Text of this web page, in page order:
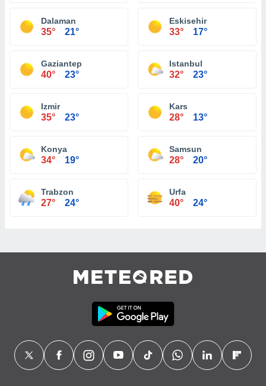
Dalaman
35° 21°
Eskisehir
33° 17°
Gaziantep
40° 23°
Istanbul
32° 23°
Izmir
35° 23°
Kars
28° 13°
Konya
34° 19°
Samsun
28° 20°
Trabzon
27° 24°
Urfa
40° 24°